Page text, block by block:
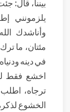
بيننا، قال:
يلزمونني
وأناشدك
مئتان، ما
في دينه
اخشع فقط
ترجاه،
الخشوع